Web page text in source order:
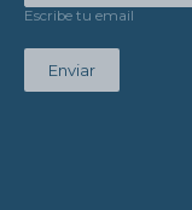
Escribe tu email
Enviar